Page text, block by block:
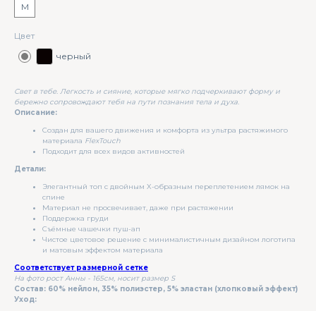
M
Цвет
черный
Свет в тебе. Легкость и сияние, которые мягко подчеркивают форму и
бережно сопровождают тебя на пути познания тела и духа.
Описание:
Создан для вашего движения и комфорта из ультра растяжимого
материала FlexTouch
Подходит для всех видов активностей
Детали:
Элегантный топ с двойным X-образным переплетением лямок на
спине
Материал не просвечивает, даже при растяжении
Поддержка груди
Съёмные чашечки пуш-ап
Чистое цветовое решение с минималистичным дизайном логотипа
и матовым эффектом материала
Соответствует размерной сетке
На фото рост Анны - 165см, носит размер S
Состав: 60% нейлон, 35% полиэстер, 5% эластан (хлопковый эффект)
Уход: